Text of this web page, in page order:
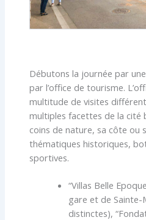
Débutons la journée par
par l’office de tourisme.
multitude de visites
multiples facettes de la cité
coins de nature, sa côte ou
thématiques historiques,
sportives.
“Villas Belle
gare et de
distinctes),